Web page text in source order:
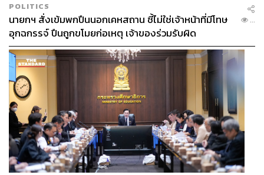
POLITICS
นายกฯ สั่งเข้มพกปืนนอกเคหสถาน ชี้ไม่ใช่เจ้าหน้าที่มีโทษ
อุกฉกรรจ์ ปืนถูกขโมยก่อเหตุ เจ้าของร่วมรับผิด
...